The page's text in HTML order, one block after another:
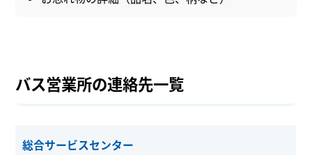
バス営業所の連絡先一覧
総合サービスセンター